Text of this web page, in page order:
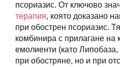
псориазис. От ключово
терапия, която доказано
при обострен псориазис.
комбинира с прилагане на
емолиенти (като
при обостряне, но и при